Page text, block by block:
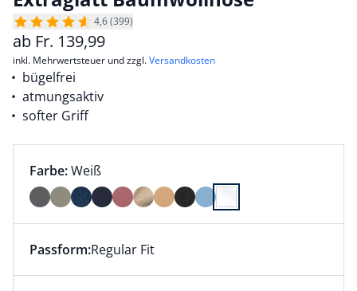
4,6 (399)
ab Fr. 139,99
inkl. Mehrwertsteuer und zzgl.Versandkosten
bügelfrei
atmungsaktiv
softer Griff
Farbauswahl:
Farbe:aktuell ausgewählt:
Weiß
Farbe Weiß ausgewählt
Dieser Artikel hat die Passform Regular Fit. für
Passform:Regular Fit